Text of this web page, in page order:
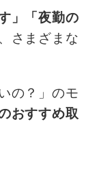
」「夜勤の
さまざまな
の？」のモ
おすすめ取